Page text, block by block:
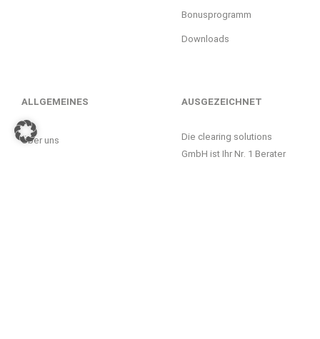
Bonusprogramm
Downloads
ALLGEMEINES
Über uns
AUSGEZEICHNET
Die clearing solutions
GmbH ist Ihr Nr. 1 Berater